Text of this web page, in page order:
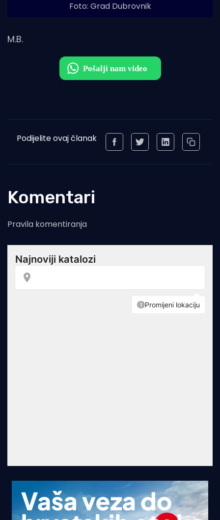
Foto: Grad Dubrovnik
M.B.
Podijelite ovaj članak
Komentari
Pravila komentiranja